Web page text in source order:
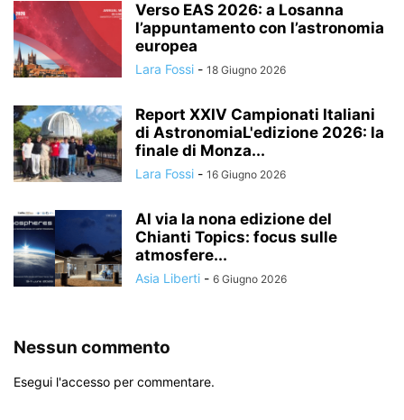
Verso EAS 2026: a Losanna
l’appuntamento con l’astronomia
europea
Lara Fossi - 18 Giugno 2026
Report XXIV Campionati Italiani
di AstronomiaL'edizione 2026: la
finale di Monza...
Lara Fossi - 16 Giugno 2026
Al via la nona edizione del
Chianti Topics: focus sulle
atmosfere...
Asia Liberti - 6 Giugno 2026
Nessun commento
Esegui l'accesso per commentare.